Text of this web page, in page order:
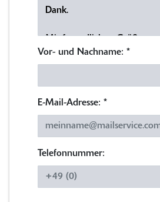
Vor- und Nachname: *
E-Mail-Adresse: *
Telefonnummer: